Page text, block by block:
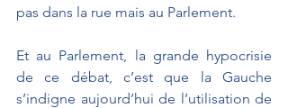
pas dans la rue mais au Parlement.
Et au Parlement, la grande hypocrisie
de ce débat, c’est que la Gauche
s’indigne aujourd’hui de l’utilisation de